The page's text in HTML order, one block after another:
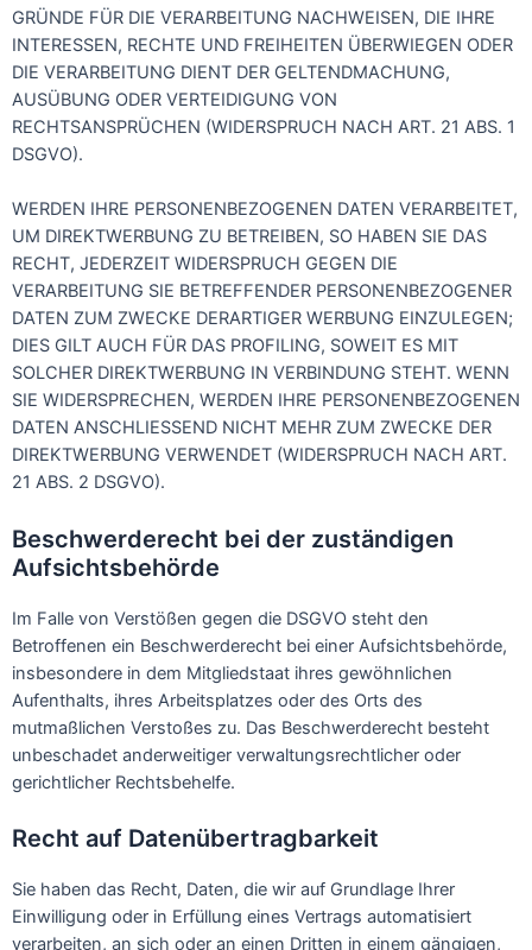
GRÜNDE FÜR DIE VERARBEITUNG NACHWEISEN, DIE IHRE
INTERESSEN, RECHTE UND FREIHEITEN ÜBERWIEGEN ODER
DIE VERARBEITUNG DIENT DER GELTENDMACHUNG,
AUSÜBUNG ODER VERTEIDIGUNG VON
RECHTSANSPRÜCHEN (WIDERSPRUCH NACH ART. 21 ABS. 1
DSGVO).
WERDEN IHRE PERSONENBEZOGENEN DATEN VERARBEITET,
UM DIREKTWERBUNG ZU BETREIBEN, SO HABEN SIE DAS
RECHT, JEDERZEIT WIDERSPRUCH GEGEN DIE
VERARBEITUNG SIE BETREFFENDER PERSONENBEZOGENER
DATEN ZUM ZWECKE DERARTIGER WERBUNG EINZULEGEN;
DIES GILT AUCH FÜR DAS PROFILING, SOWEIT ES MIT
SOLCHER DIREKTWERBUNG IN VERBINDUNG STEHT. WENN
SIE WIDERSPRECHEN, WERDEN IHRE PERSONENBEZOGENEN
DATEN ANSCHLIESSEND NICHT MEHR ZUM ZWECKE DER
DIREKTWERBUNG VERWENDET (WIDERSPRUCH NACH ART.
21 ABS. 2 DSGVO).
Beschwerde­recht bei der zuständigen
Aufsichts­behörde
Im Falle von Verstößen gegen die DSGVO steht den
Betroffenen ein Beschwerderecht bei einer Aufsichtsbehörde,
insbesondere in dem Mitgliedstaat ihres gewöhnlichen
Aufenthalts, ihres Arbeitsplatzes oder des Orts des
mutmaßlichen Verstoßes zu. Das Beschwerderecht besteht
unbeschadet anderweitiger verwaltungsrechtlicher oder
gerichtlicher Rechtsbehelfe.
Recht auf Daten­übertrag­barkeit
Sie haben das Recht, Daten, die wir auf Grundlage Ihrer
Einwilligung oder in Erfüllung eines Vertrags automatisiert
verarbeiten, an sich oder an einen Dritten in einem gängigen,